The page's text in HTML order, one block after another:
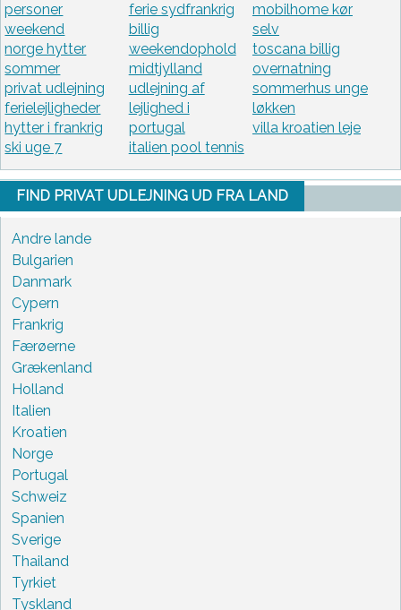
personer
weekend
norge hytter
sommer
privat udlejning
ferielejligheder
hytter i frankrig
ski uge 7
ferie sydfrankrig
billig
weekendophold
midtjylland
udlejning af
lejlighed i
portugal
italien pool tennis
mobilhome kør
selv
toscana billig
overnatning
sommerhus unge
løkken
villa kroatien leje
FIND PRIVAT UDLEJNING UD FRA LAND
Andre lande
Bulgarien
Danmark
Cypern
Frankrig
Færøerne
Grækenland
Holland
Italien
Kroatien
Norge
Portugal
Schweiz
Spanien
Sverige
Thailand
Tyrkiet
Tyskland